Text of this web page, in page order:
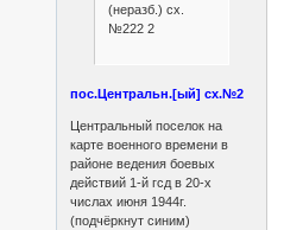
(неразб.) сх.
№222 2
пос.Центральн.[ый] сх.№2
Центральный поселок на
карте военного времени в
районе ведения боевых
действий 1-й гсд в 20-х
числах июня 1944г.
(подчёркнут синим)